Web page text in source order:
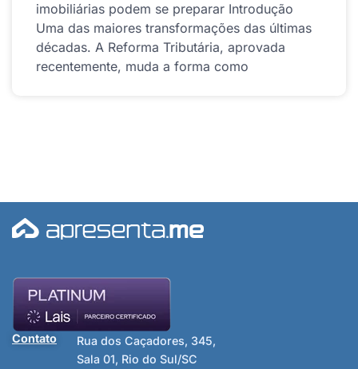
imobiliárias podem se preparar Introdução
Uma das maiores transformações das últimas
décadas. A Reforma Tributária, aprovada
recentemente, muda a forma como
Contato
Rua dos Caçadores, 345,
Sala 01, Rio do Sul/SC